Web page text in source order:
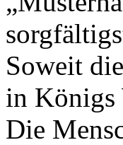
Soweit
in Königs
Die